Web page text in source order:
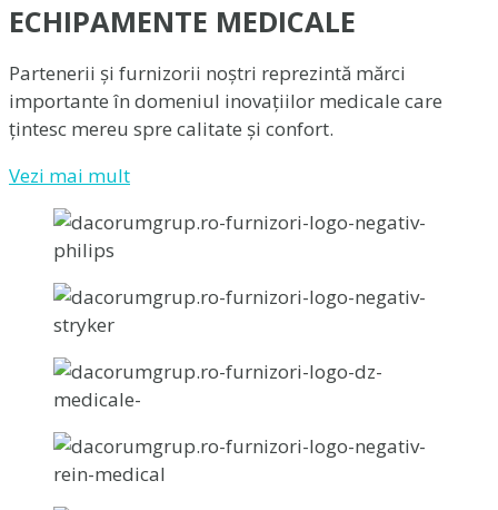
ECHIPAMENTE MEDICALE
Partenerii și furnizorii noștri reprezintă mărci
importante în domeniul inovațiilor medicale care
țintesc mereu spre calitate și confort.
Vezi mai mult